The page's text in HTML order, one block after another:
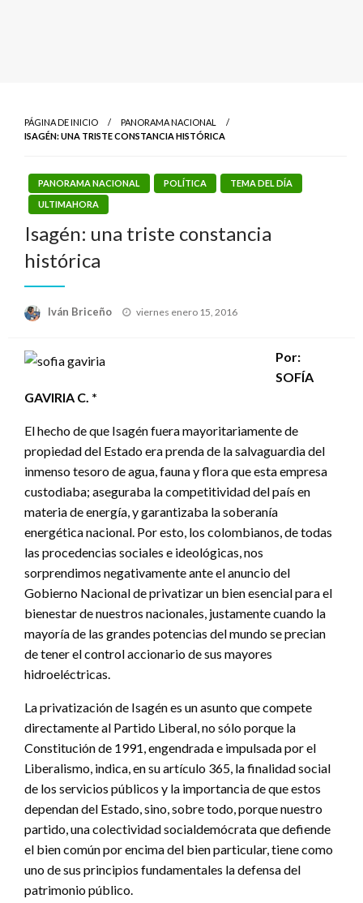
PÁGINA DE INICIO
PANORAMA NACIONAL
ISAGÉN: UNA TRISTE CONSTANCIA HISTÓRICA
PANORAMA NACIONAL POLÍTICA
TEMA DEL DÍA
ULTIMAHORA
Isagén: una triste constancia
histórica
Iván Briceño
Publicado
viernes enero 15, 2016
Por:
SOFÍA
GAVIRIA C. *
El hecho de que Isagén fuera mayoritariamente de
propiedad del Estado era prenda de la salvaguardia del
inmenso tesoro de agua, fauna y flora que esta empresa
custodiaba; aseguraba la competitividad del país en
materia de energía, y garantizaba la soberanía
energética nacional. Por esto, los colombianos, de todas
las procedencias sociales e ideológicas, nos
sorprendimos negativamente ante el anuncio del
Gobierno Nacional de privatizar un bien esencial para el
bienestar de nuestros nacionales, justamente cuando la
mayoría de las grandes potencias del mundo se precian
de tener el control accionario de sus mayores
hidroeléctricas.
La privatización de Isagén es un asunto que compete
directamente al Partido Liberal, no sólo porque la
Constitución de 1991, engendrada e impulsada por el
Liberalismo, indica, en su artículo 365, la finalidad social
de los servicios públicos y la importancia de que estos
dependan del Estado, sino, sobre todo, porque nuestro
partido, una colectividad socialdemócrata que defiende
el bien común por encima del bien particular, tiene como
uno de sus principios fundamentales la defensa del
patrimonio público.